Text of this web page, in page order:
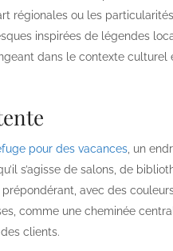
régionales ou les
inspirées de légendes
dans le contexte culturel
pour des vacances , un
s’agisse de salons, de
avec des
comme une cheminée
clients.